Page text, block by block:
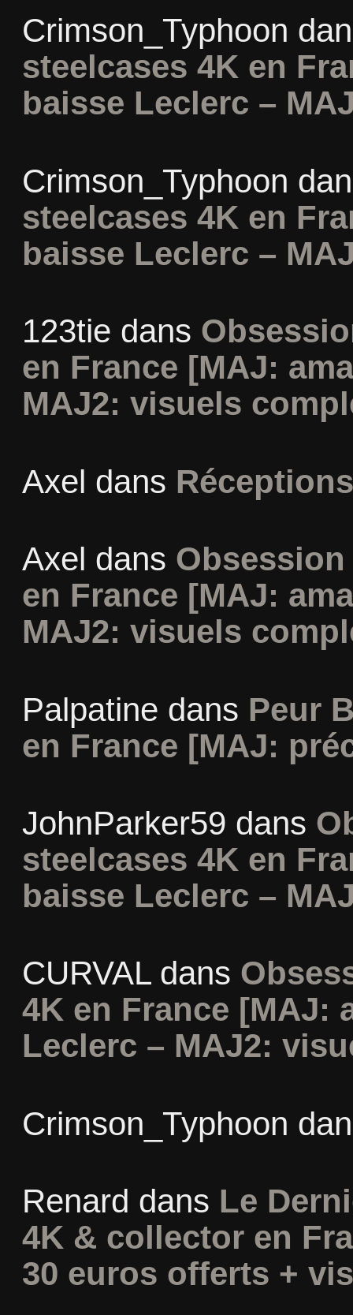
Crimson_Typhoon
steelcases 4K en
baisse Leclerc –
Crimson_Typhoon
steelcases 4K en
baisse Leclerc –
123tie dans
en France [MAJ:
MAJ2: visuels
Axel dans
Axel dans
en France [MAJ:
MAJ2: visuels
Palpatine dans Peur
en France [MAJ:
JohnParker59 dans
steelcases 4K en
baisse Leclerc –
CURVALdans
4K en France [MAJ:
Leclerc – MAJ2:
Crimson_Typhoon
Renard dans Le
4K & collector en
30 euros offerts +